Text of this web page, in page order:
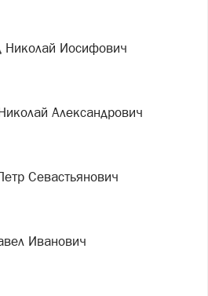
Николай Иосифович
Александрович
Севастьянович
Иванович